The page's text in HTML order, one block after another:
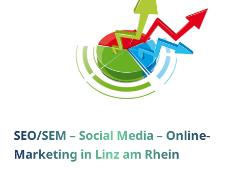
SEO/SEM – Social Media – Online-
Marketing in Linz am Rhein